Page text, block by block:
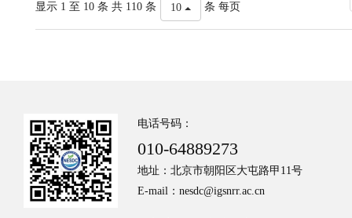
显示 1 至 10 条 共 110 条 10 条 每页
电话号码：
010-64889273
地址：北京市朝阳区大屯路甲11号
E-mail：nesdc@igsnrr.ac.cn